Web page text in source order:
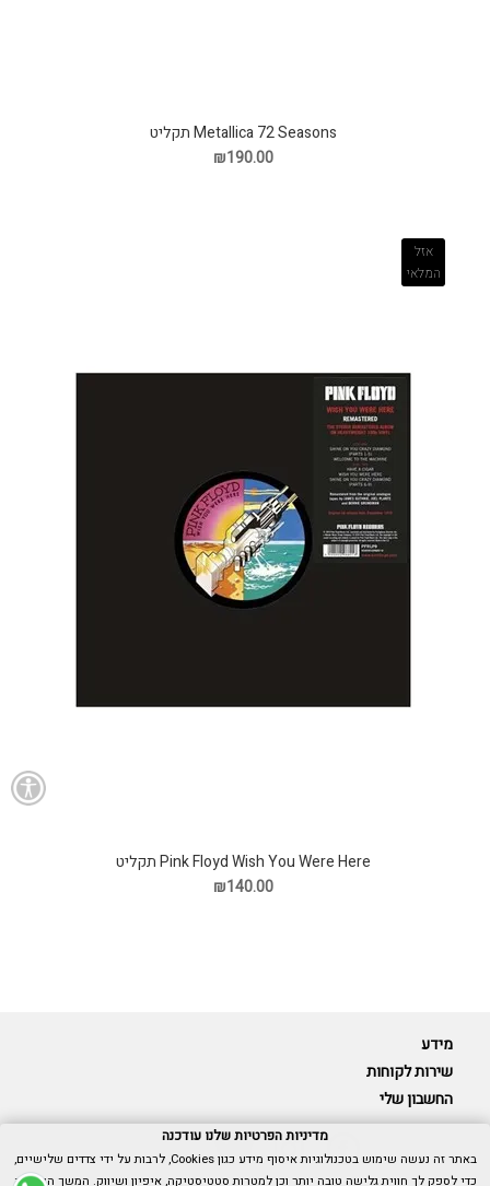
Metallica 72 Seasons תקליט
₪190.00
אזל
המלאי
Pink Floyd Wish You Were Here תקליט
₪140.00
מידע
שירות לקוחות
החשבון שלי
מדיניות הפרטיות שלנו עודכנה
באתר זה נעשה שימוש בטכנולוגיות איסוף מידע כגון Cookies, לרבות על ידי צדדים שלישיים,
כדי לספק לך חווית גלישה טובה יותר וכן למטרות סטטיסטיקה, איפיון ושיווק. המשך הגלישה